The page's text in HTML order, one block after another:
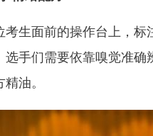
生面前的操作台上，标
手们需要依靠嗅觉准
油。